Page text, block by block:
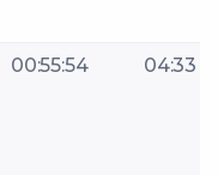
00:55:54 04:33